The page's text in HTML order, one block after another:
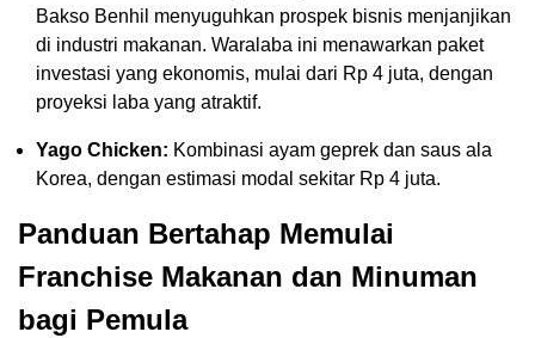
Bakso Benhil menyuguhkan prospek bisnis menjanjikan
di industri makanan. Waralaba ini menawarkan paket
investasi yang ekonomis, mulai dari Rp 4 juta, dengan
proyeksi laba yang atraktif.
Yago Chicken: Kombinasi ayam geprek dan saus ala
Korea, dengan estimasi modal sekitar Rp 4 juta.
Panduan Bertahap Memulai
Franchise Makanan dan Minuman
bagi Pemula